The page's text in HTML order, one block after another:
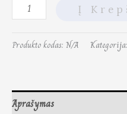
Į
Produkto kodas: N/A
Aprašymas